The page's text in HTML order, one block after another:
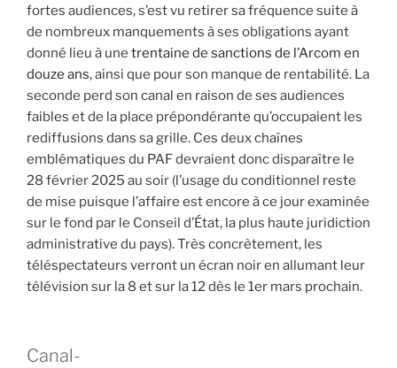
fortes audiences, s’est vu retirer sa fréquence suite à
de nombreux manquements à ses obligations ayant
donné lieu à une trentaine de sanctions de l’Arcom en
douze ans, ainsi que pour son manque de rentabilité. La
seconde perd son canal en raison de ses audiences
faibles et de la place prépondérante qu’occupaient les
rediffusions dans sa grille. Ces deux chaînes
emblématiques du PAF devraient donc disparaître le
28 février 2025 au soir (l’usage du conditionnel reste
de mise puisque l’affaire est encore à ce jour examinée
sur le fond par le Conseil d’État, la plus haute juridiction
administrative du pays). Très concrètement, les
téléspectateurs verront un écran noir en allumant leur
télévision sur la 8 et sur la 12 dès le 1er mars prochain.
Canal-